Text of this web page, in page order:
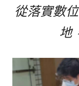
從落實數
地